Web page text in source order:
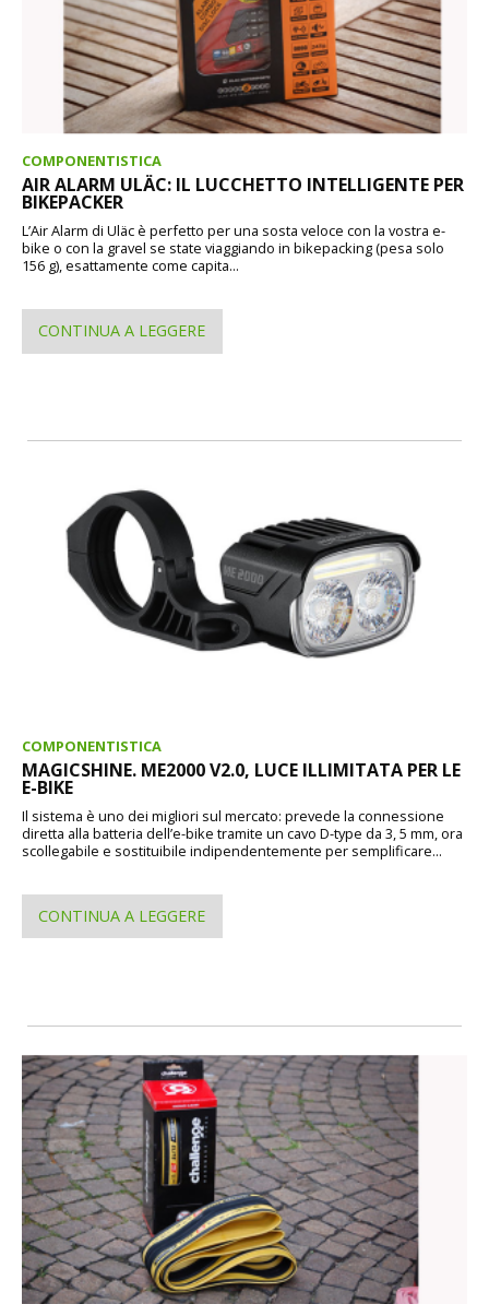
COMPONENTISTICA
AIR ALARM ULÄC: IL LUCCHETTO INTELLIGENTE PER
BIKEPACKER
L’Air Alarm di Uläc è perfetto per una sosta veloce con la vostra e-
bike o con la gravel se state viaggiando in bikepacking (pesa solo
156 g), esattamente come capita...
CONTINUA A LEGGERE
COMPONENTISTICA
MAGICSHINE. ME2000 V2.0, LUCE ILLIMITATA PER LE
E-BIKE
Il sistema è uno dei migliori sul mercato: prevede la connessione
diretta alla batteria dell’e-bike tramite un cavo D-type da 3, 5 mm, ora
scollegabile e sostituibile indipendentemente per semplificare...
CONTINUA A LEGGERE